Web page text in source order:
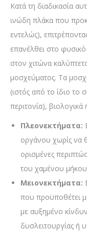
Κατά τη διαδικασία
ινώδη πλάκα που
εντελώς),
επανέλθει στο
στον χιτώνα
μοσχεύματος. Τα
(ιστός από το ίδιο
περιτονία), βιολογικά
Πλεονεκτήματα:
οργάνου χωρίς να
ορισμένες
του χαμένου
Μειονεκτήματα:
που προϋποθέτει
με αυξημένο
δυσλειτουργίας ή